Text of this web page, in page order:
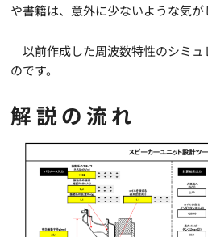
や書籍は、意外に少ないような気が
以前作成した周波数特性のシミュ
のです。
解説の流れ